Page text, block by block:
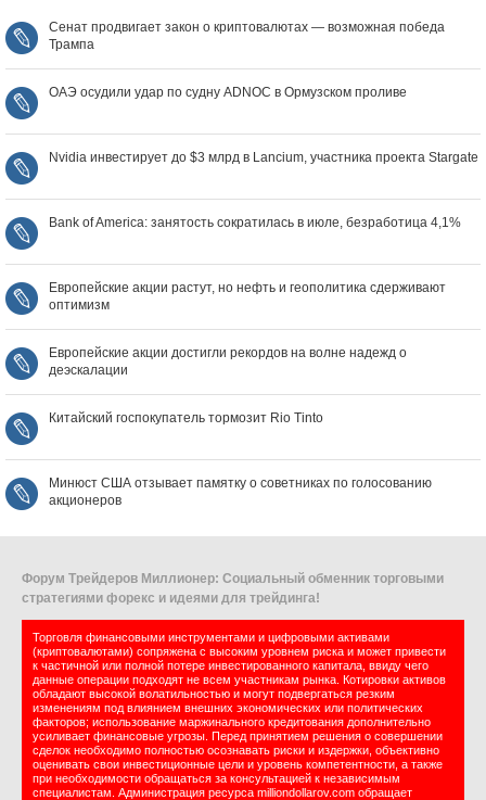
Сенат продвигает закон о криптовалютах — возможная победа
Трампа
ОАЭ осудили удар по судну ADNOC в Ормузском проливе
Nvidia инвестирует до $3 млрд в Lancium, участника проекта Stargate
Bank of America: занятость сократилась в июле, безработица 4,1%
Европейские акции растут, но нефть и геополитика сдерживают
оптимизм
Европейские акции достигли рекордов на волне надежд о
деэскалации
Китайский госпокупатель тормозит Rio Tinto
Минюст США отзывает памятку о советниках по голосованию
акционеров
Форум Трейдеров Миллионер: Социальный обменник торговыми
стратегиями форекс и идеями для трейдинга!
Торговля финансовыми инструментами и цифровыми активами
(криптовалютами) сопряжена с высоким уровнем риска и может привести
к частичной или полной потере инвестированного капитала, ввиду чего
данные операции подходят не всем участникам рынка. Котировки активов
обладают высокой волатильностью и могут подвергаться резким
изменениям под влиянием внешних экономических или политических
факторов; использование маржинального кредитования дополнительно
усиливает финансовые угрозы. Перед принятием решения о совершении
сделок необходимо полностью осознавать риски и издержки, объективно
оценивать свои инвестиционные цели и уровень компетентности, а также
при необходимости обращаться за консультацией к независимым
специалистам. Администрация ресурса milliondollarov.com обращает